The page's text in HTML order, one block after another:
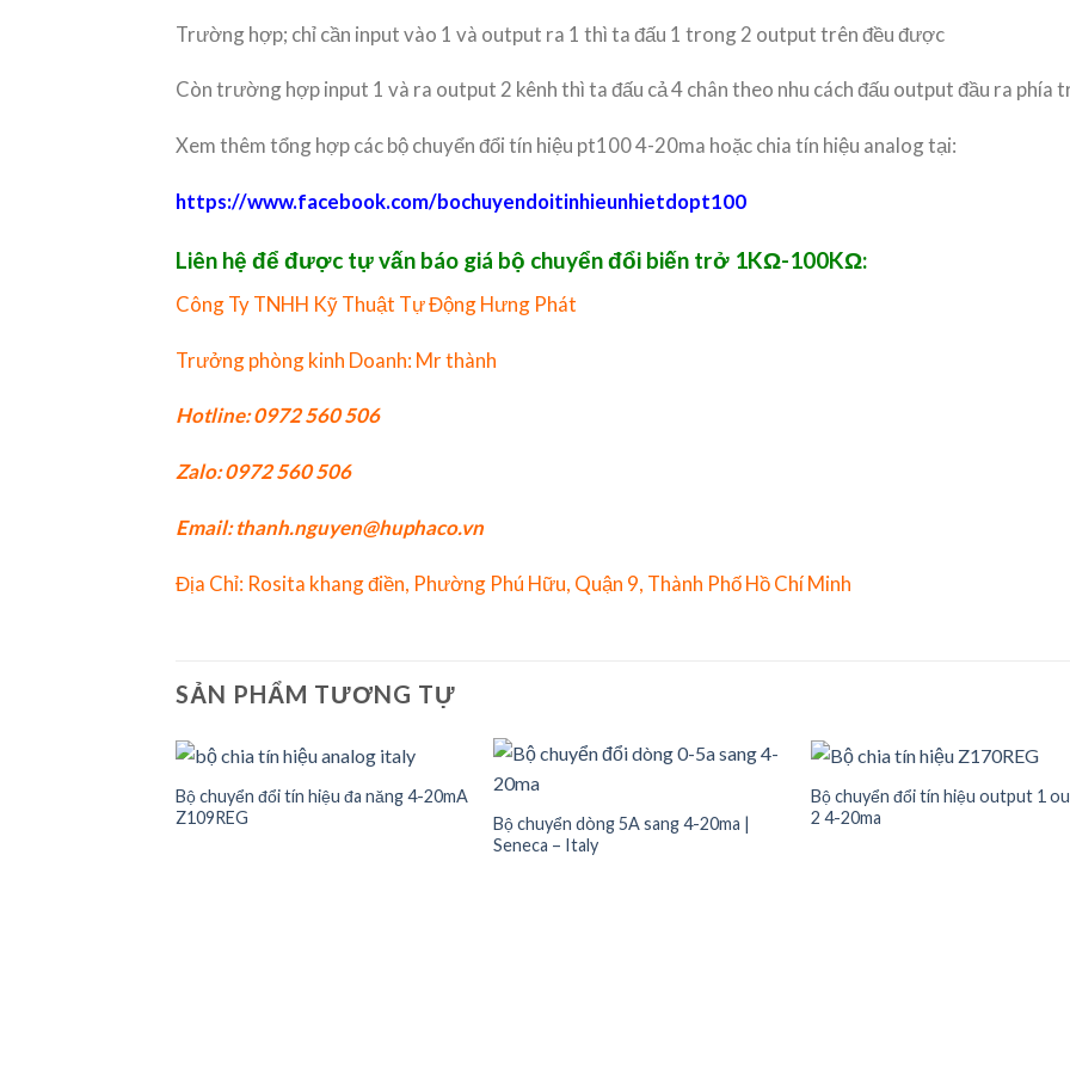
Trường hợp; chỉ cần input vào 1 và output ra 1 thì ta đấu 1 trong 2 output trên đều được
Còn trường hợp input 1 và ra output 2 kênh thì ta đấu cả 4 chân theo nhu cách đấu output đầu ra phía
Xem thêm tổng hợp các bộ chuyển đổi tín hiệu pt100 4-20ma hoặc chia tín hiệu analog tại:
https://www.facebook.com/bochuyendoitinhieunhietdopt100
Liên hệ để được tự vấn báo giá bộ chuyển đổi biến trở 1KΩ-100KΩ:
Công Ty TNHH Kỹ Thuật Tự Động Hưng Phát
Trưởng phòng kinh Doanh: Mr thành
Hotline: 0972 560 506
Zalo: 0972 560 506
Email: thanh.nguyen@huphaco.vn
Địa Chỉ: Rosita khang điền, Phường Phú Hữu, Quận 9, Thành Phố Hồ Chí Minh
SẢN PHẨM TƯƠNG TỰ
Bộ chuyển đổi tín hiệu đa năng 4-20mA
Z109REG
Bộ chuyển dòng 5A sang 4-20ma |
Seneca – Italy
Bộ chuyển đổi tín hiệu output 1
2 4-20ma